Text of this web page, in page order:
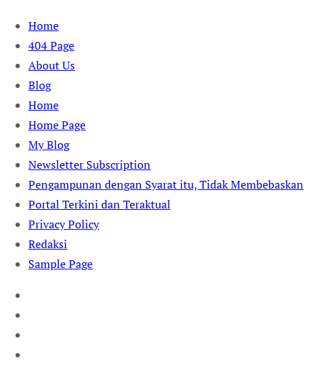
Skip
content
Home
404 Page
About Us
Blog
Home
Home Page
My Blog
Newsletter Subscription
Pengampunan dengan Syarat itu, Tidak Membebaskan
Portal Terkini dan Teraktual
Privacy Policy
Redaksi
Sample Page